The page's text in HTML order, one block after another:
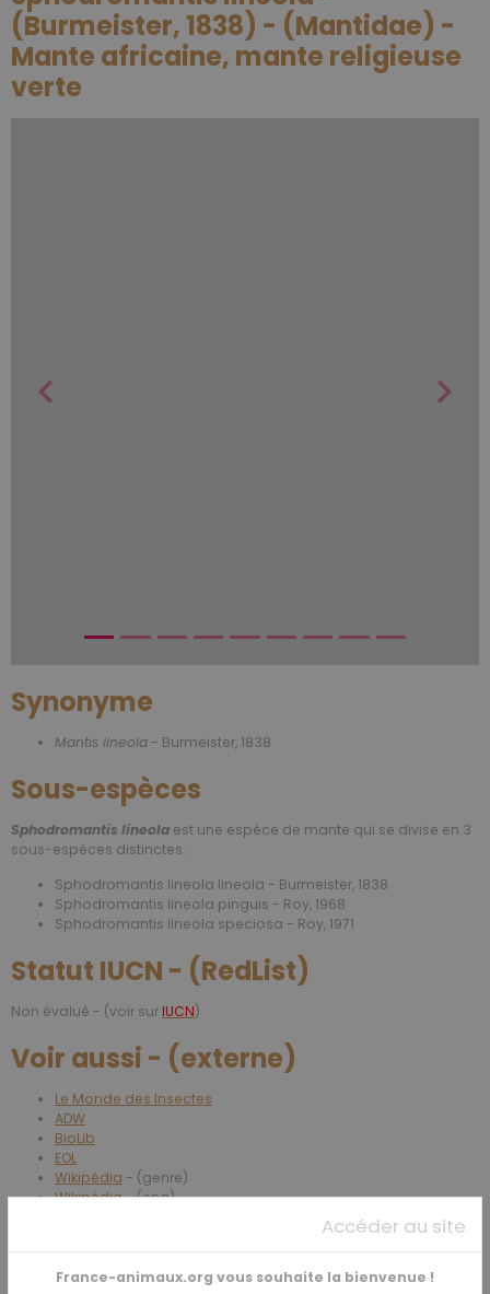
(Burmeister, 1838) - (Mantidae) -
Mante africaine, mante religieuse
verte
Synonyme
Mantis lineola - Burmeister, 1838
Sous-espèces
Sphodromantis lineola est une espèce de mante qui se divise en 3
sous-espèces distinctes :
Sphodromantis lineola lineola - Burmeister, 1838
Sphodromantis lineola pinguis - Roy, 1968
Sphodromantis lineola speciosa - Roy, 1971
Statut IUCN - (RedList)
Non évalué - (voir sur IUCN)
Voir aussi - (externe)
Le Monde des Insectes
ADW
BioLib
EOL
Wikipédia - (genre)
Wikipédia- (eng)
Accéder au site
France-animaux.org vous souhaite la bienvenue !